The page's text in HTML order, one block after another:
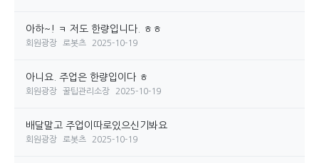
아하~! ㅋ 저도 한량입니다. ㅎㅎ
회원광장 로봇츠 2025-10-19
아니요. 주업은 한량입이다 ㅎ
회원광장 꿀팁관리소장 2025-10-19
배달말고 주업이따로있으신기봐요
회원광장 로봇츠 2025-10-19